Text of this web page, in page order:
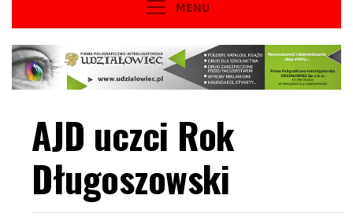
MENU
AJD uczci Rok
Długoszowski